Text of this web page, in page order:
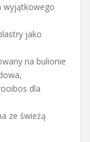
wyjątkowego
jako
na bulionie
dla
ze świeżą